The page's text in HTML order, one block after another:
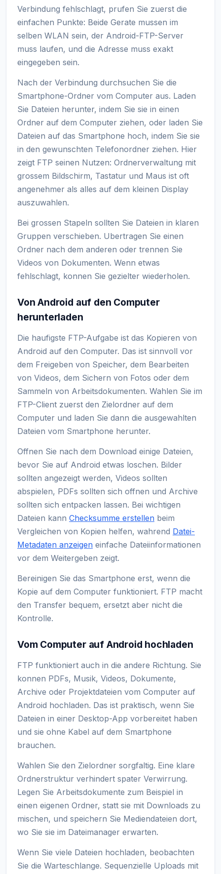
Verbindung fehlschlagt, prufen Sie zuerst die
einfachen Punkte: Beide Gerate mussen im
selben WLAN sein, der Android-FTP-Server
muss laufen, und die Adresse muss exakt
eingegeben sein.
Nach der Verbindung durchsuchen Sie die
Smartphone-Ordner vom Computer aus. Laden
Sie Dateien herunter, indem Sie sie in einen
Ordner auf dem Computer ziehen, oder laden Sie
Dateien auf das Smartphone hoch, indem Sie sie
in den gewunschten Telefonordner ziehen. Hier
zeigt FTP seinen Nutzen: Ordnerverwaltung mit
grossem Bildschirm, Tastatur und Maus ist oft
angenehmer als alles auf dem kleinen Display
auszuwahlen.
Bei grossen Stapeln sollten Sie Dateien in klaren
Gruppen verschieben. Ubertragen Sie einen
Ordner nach dem anderen oder trennen Sie
Videos von Dokumenten. Wenn etwas
fehlschlagt, konnen Sie gezielter wiederholen.
Von Android auf den Computer
herunterladen
Die haufigste FTP-Aufgabe ist das Kopieren von
Android auf den Computer. Das ist sinnvoll vor
dem Freigeben von Speicher, dem Bearbeiten
von Videos, dem Sichern von Fotos oder dem
Sammeln von Arbeitsdokumenten. Wahlen Sie im
FTP-Client zuerst den Zielordner auf dem
Computer und laden Sie dann die ausgewahlten
Dateien vom Smartphone herunter.
Offnen Sie nach dem Download einige Dateien,
bevor Sie auf Android etwas loschen. Bilder
sollten angezeigt werden, Videos sollten
abspielen, PDFs sollten sich offnen und Archive
sollten sich entpacken lassen. Bei wichtigen
Dateien kann Checksumme erstellen beim
Vergleichen von Kopien helfen, wahrend Datei-
Metadaten anzeigen einfache Dateiinformationen
vor dem Weitergeben zeigt.
Bereinigen Sie das Smartphone erst, wenn die
Kopie auf dem Computer funktioniert. FTP macht
den Transfer bequem, ersetzt aber nicht die
Kontrolle.
Vom Computer auf Android hochladen
FTP funktioniert auch in die andere Richtung. Sie
konnen PDFs, Musik, Videos, Dokumente,
Archive oder Projektdateien vom Computer auf
Android hochladen. Das ist praktisch, wenn Sie
Dateien in einer Desktop-App vorbereitet haben
und sie ohne Kabel auf dem Smartphone
brauchen.
Wahlen Sie den Zielordner sorgfaltig. Eine klare
Ordnerstruktur verhindert spater Verwirrung.
Legen Sie Arbeitsdokumente zum Beispiel in
einen eigenen Ordner, statt sie mit Downloads zu
mischen, und speichern Sie Mediendateien dort,
wo Sie sie im Dateimanager erwarten.
Wenn Sie viele Dateien hochladen, beobachten
Sie die Warteschlange. Sequenzielle Uploads mit